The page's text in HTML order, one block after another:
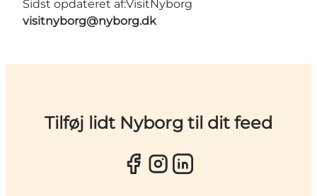
Sidst opdateret af:VisitNyborg
visitnyborg@nyborg.dk
Tilføj lidt Nyborg til dit feed